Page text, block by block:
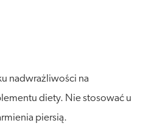
nadwrażliwości na
diety. Nie stosować u
piersią.